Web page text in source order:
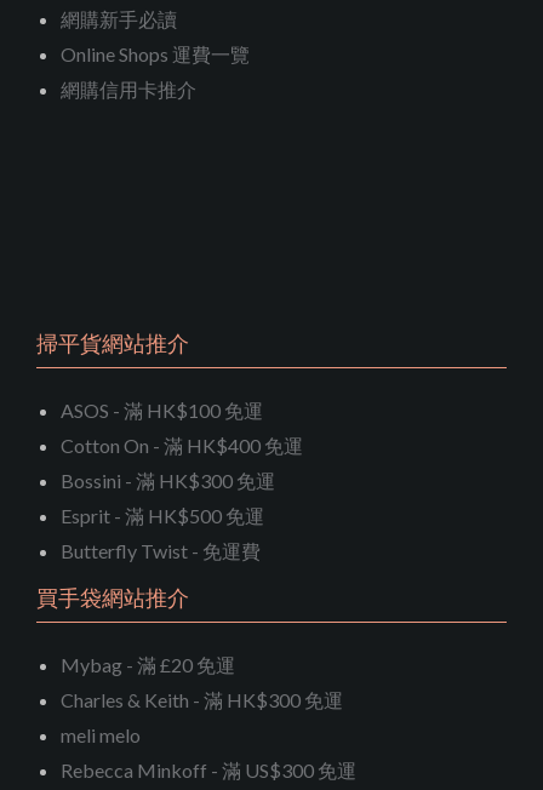
網購新手必讀
Online Shops 運費一覽
網購信用卡推介
掃平貨網站推介
ASOS - 滿 HK$100 免運
Cotton On - 滿 HK$400 免運
Bossini - 滿 HK$300 免運
Esprit - 滿 HK$500 免運
Butterfly Twist - 免運費
買手袋網站推介
Mybag - 滿 £20 免運
Charles & Keith - 滿 HK$300 免運
meli melo
Rebecca Minkoff - 滿 US$300 免運